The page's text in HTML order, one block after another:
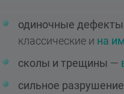
одиночные дефекты
классические и на
сколы и трещины —
сильное